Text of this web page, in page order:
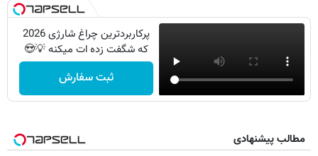
پرکاربردترین چراغ شارژی 2026
که شگفت زده ات میکنه 💡😍
ثبت سفارش
مطالب پیشنهادی